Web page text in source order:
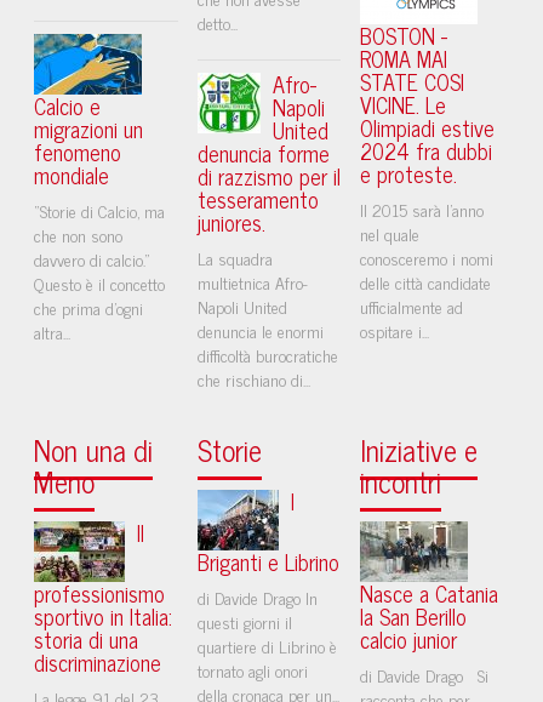
Calcio e
migrazioni un
fenomeno
mondiale
“Storie di Calcio, ma
che non sono
davvero di calcio.”
Questo è il concetto
che prima d'ogni
altra...
detto...
Afro-
Napoli
United
denuncia forme
di razzismo per il
tesseramento
juniores.
La squadra
multietnica Afro-
Napoli United
denuncia le enormi
difficoltà burocratiche
che rischiano di...
BOSTON -
ROMA MAI
STATE COSI
VICINE. Le
Olimpiadi estive
2024 fra dubbi
e proteste.
Il 2015 sarà l'anno
nel quale
conosceremo i nomi
delle città candidate
ufficialmente ad
ospitare i...
Non una di
Meno
Il
professionismo
sportivo in Italia:
storia di una
discriminazione
Storie
I
Briganti e Librino
di Davide Drago In
questi giorni il
quartiere di Librino è
tornato agli onori
della cronaca per un...
Iniziative e
incontri
Nasce a Catania
la San Berillo
calcio junior
di Davide Drago Si